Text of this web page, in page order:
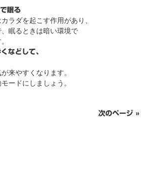
眠る
ラダを起こす作用があり、
眠るときは暗い環境で
などして、
来やすくなります。
ードにしましょう。
次のページ »